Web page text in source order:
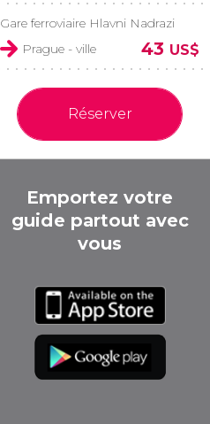
Gare ferroviaire Hlavni Nadrazi
Prague - ville
43 US$
Réserver
Emportez votre
guide partout avec
vous